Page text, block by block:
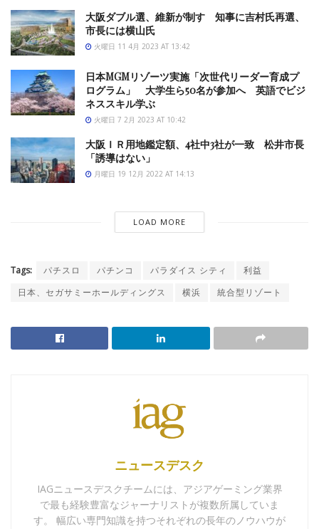
大阪ダブル選、維新が制す 知事に吉村氏再選、
市長には横山氏
火曜日 11 4月 2023 AT 13:42
日本MGMリゾーツ実施「次世代リーダー育成プ
ログラム」 大学生ら50名が参加へ 英語でビジ
ネススキル学ぶ
火曜日 7 2月 2023 AT 10:42
大阪ＩＲ用地鑑定額、4社中3社が一致 松井市長
「誘導はない」
月曜日 19 12月 2022 AT 14:13
LOAD MORE
Tags: パチスロ パチンコ パラダイス シティ
利益
日本、セガサミーホールディングス
横浜 統合型リゾート
ニュースデスク
IAGニュースデスクチームには、アジアゲーミング業界
で最も経験豊富なジャーナリストが複数所属していま
す。 幅広い専門知識を持つそれぞれの長年のノウハウが